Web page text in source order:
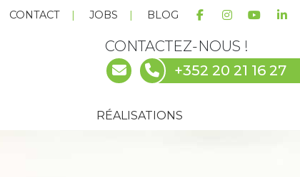
CONTACT JOBS BLOG
CONTACTEZ-NOUS !
+352 20 21 16 27
RÉALISATIONS